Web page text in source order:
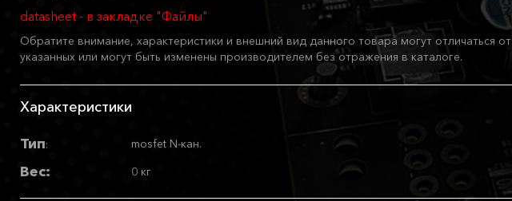
datasheet - в закладке "Файлы"
Обратите внимание, характеристики и внешний вид данного товара могут отличаться от
указанных или могут быть изменены производителем без отражения в каталоге.
Характеристики
Тип: mosfet N-кан.
Вес: 0 кг